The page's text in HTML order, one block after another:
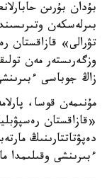
بۇدان بۇرىن
بىرلەسكەن
تۋرالى» قازاقستان
وزگەرىستەر مەن
زاڭ جوباسى
مۇنىمەن قوسا،
«قازاقستان
دەپۋتاتتارىنىڭ
ءبىرىنشى وقىلىمدا